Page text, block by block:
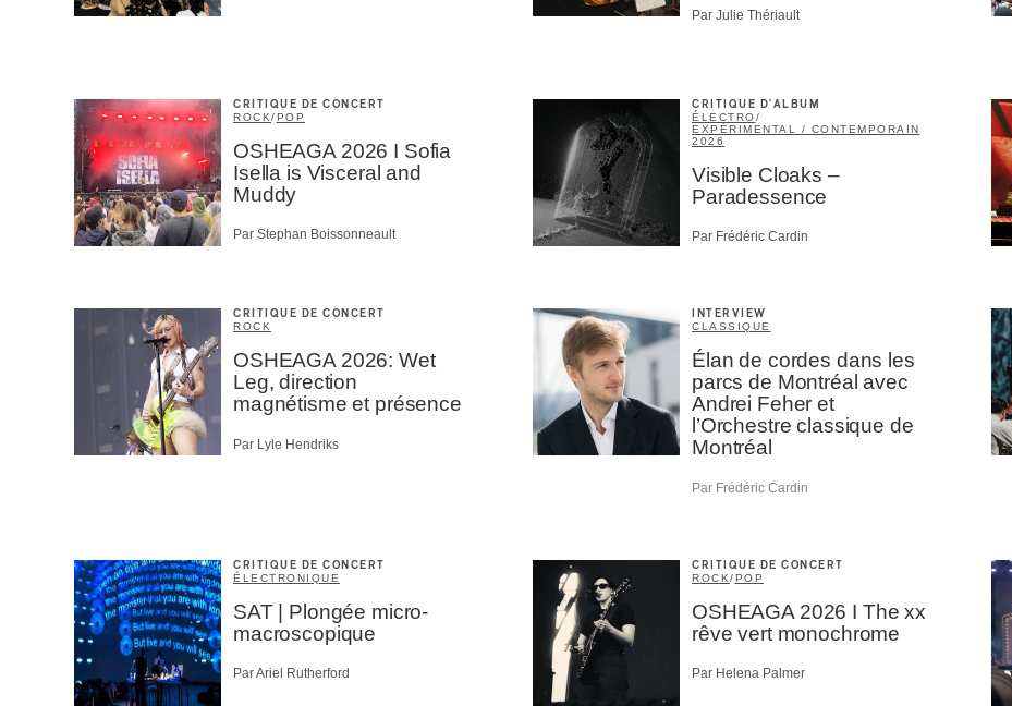
Par Julie Thériault
CRITIQUE DE CONCERT
ROCK/POP
OSHEAGA 2026 I Sofia
Isella is Visceral and
Muddy
Par Stephan Boissonneault
CRITIQUE D'ALBUM
ÉLECTRO/
EXPÉRIMENTAL / CONTEMPORAIN
2026
Visible Cloaks –
Paradessence
Par Frédéric Cardin
CRITIQUE DE CONCERT
ROCK
OSHEAGA 2026: Wet
Leg, direction
magnétisme et présence
Par Lyle Hendriks
INTERVIEW
CLASSIQUE
Élan de cordes dans les
parcs de Montréal avec
Andrei Feher et
l’Orchestre classique de
Montréal
Par Frédéric Cardin
CRITIQUE DE CONCERT
ÉLECTRONIQUE
SAT | Plongée micro-
macroscopique
Par Ariel Rutherford
CRITIQUE DE CONCERT
ROCK/POP
OSHEAGA 2026 I The xx
rêve vert monochrome
Par Helena Palmer